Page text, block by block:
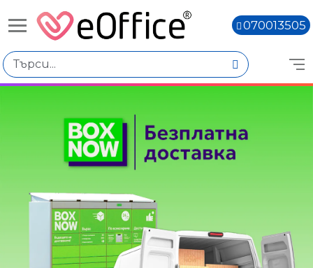
070013505
Избери по
Количество
Наличен